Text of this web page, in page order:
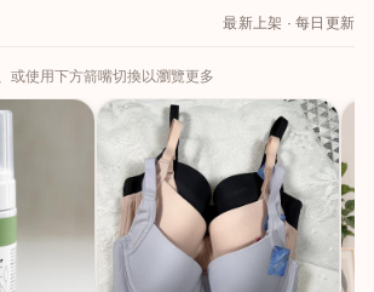
最新上架 · 每日更新
或使用下方箭嘴切換以瀏覽更多